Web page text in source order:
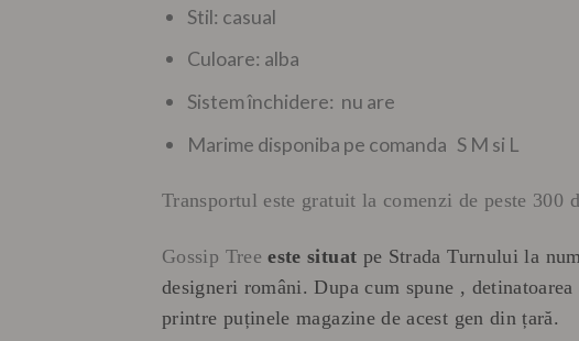
Stil: casual
Culoare: alba
Sistem închidere: nu are
Marime disponiba pe comanda S M si L
Transportul este gratuit la comenzi de peste 300
Gossip Treeeste situat pe Strada Turnului la
designeri români. Dupa cum spune ,
printre puținele magazine de acest gen din țară.